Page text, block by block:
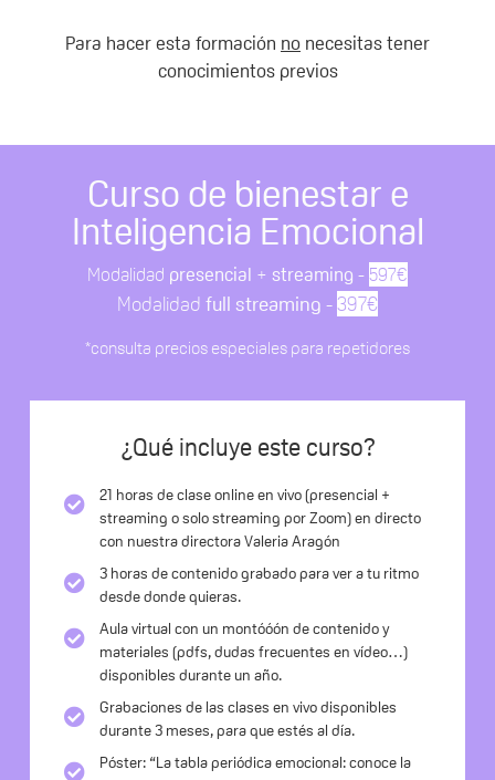
Para hacer esta formación no necesitas tener
conocimientos previos
Curso de bienestar e
Inteligencia Emocional
Modalidad presencial + streaming -597€
Modalidad full streaming -397€
*consulta precios especiales para repetidores
¿Qué incluye este curso?
21 horas de clase online en vivo (presencial +
streaming o solo streaming por Zoom) en directo
con nuestra directora Valeria Aragón
3 horas de contenido grabado para ver a tu ritmo
desde donde quieras.
Aula virtual con un montóóón de contenido y
materiales (pdfs, dudas frecuentes en vídeo…)
disponibles durante un año.
Grabaciones de las clases en vivo disponibles
durante 3 meses, para que estés al día.
Póster: “La tabla periódica emocional: conoce la